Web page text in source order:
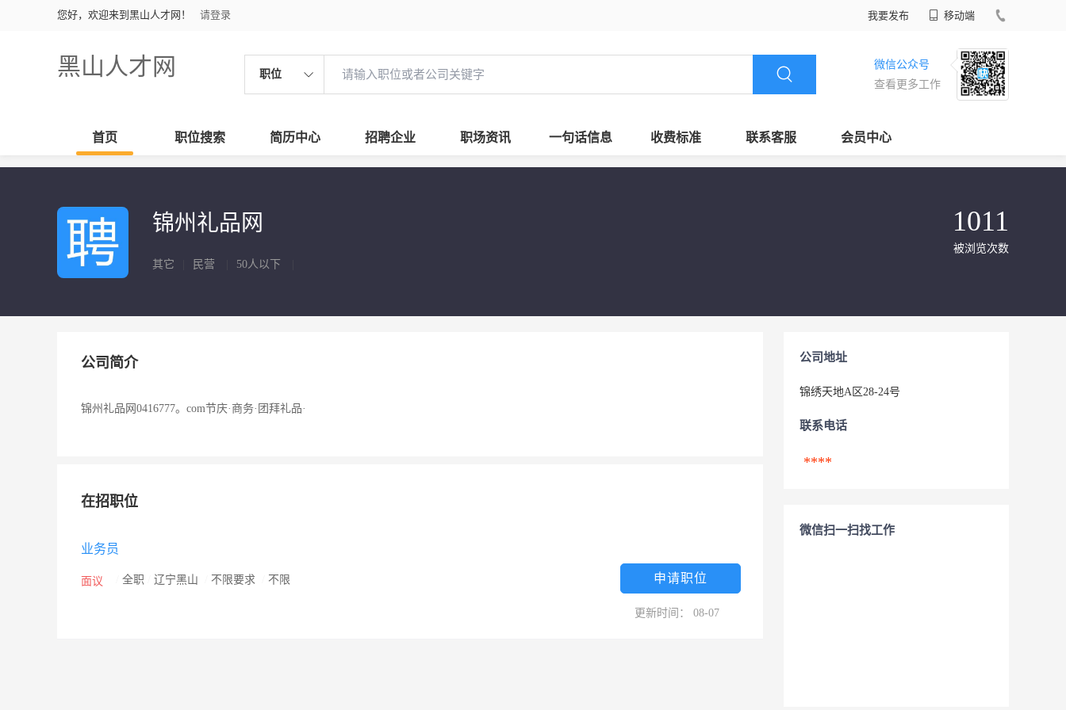
您好，欢迎来到黑山人才网！ 请登录 我要发布 移动端
黑山人才网 职位
微信公众号
查看更多工作
首页 职位搜索 简历中心 招聘企业 职场资讯 一句话信息 收费标准 联系客服 会员中心
锦州礼品网
其它 民营 50人以下
1011
被浏览次数
公司简介
锦州礼品网0416777。com节庆·商务·团拜礼品·
在招职位
业务员
面议 全职 辽宁黑山 不限要求 不限 申请职位
更新时间： 08-07
公司地址
锦绣天地A区28-24号
联系电话
****
微信扫一扫找工作